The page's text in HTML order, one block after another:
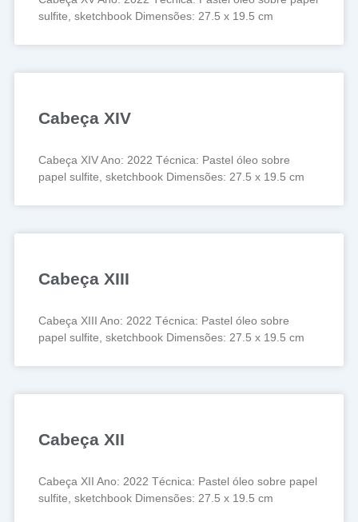
sulfite, sketchbook Dimensões: 27.5 x 19.5 cm
Cabeça XIV
Cabeça XIV Ano: 2022 Técnica: Pastel óleo sobre
papel sulfite, sketchbook Dimensões: 27.5 x 19.5 cm
Cabeça XIII
Cabeça XIII Ano: 2022 Técnica: Pastel óleo sobre
papel sulfite, sketchbook Dimensões: 27.5 x 19.5 cm
Cabeça XII
Cabeça XII Ano: 2022 Técnica: Pastel óleo sobre papel
sulfite, sketchbook Dimensões: 27.5 x 19.5 cm